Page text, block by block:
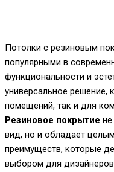
Потолки с резиновым
популярными в
функциональности и
универсальное решение,
помещений, так и для
Резиновое покрытие
вид, но и обладает
преимуществ, которые
выбором для